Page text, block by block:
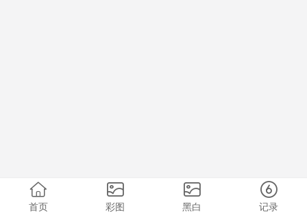
首页 彩图 黑白 记录